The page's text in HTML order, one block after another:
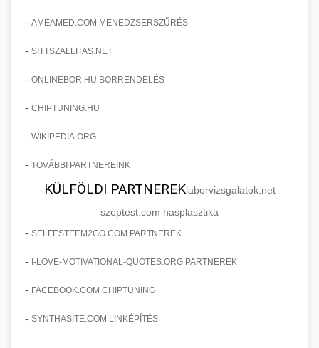
- AMEAMED.COM MENEDZSERSZŰRÉS
- SITTSZALLITAS.NET
- ONLINEBOR.HU BORRENDELÉS
- CHIPTUNING.HU
- WIKIPEDIA.ORG
- TOVÁBBI PARTNEREINK
KÜLFÖLDI PARTNEREKlaborvizsgalatok.net
szeptest.com hasplasztika
- SELFESTEEM2GO.COM PARTNEREK
- I-LOVE-MOTIVATIONAL-QUOTES.ORG PARTNEREK
- FACEBOOK.COM CHIPTUNING
- SYNTHASITE.COM LINKÉPÍTÉS